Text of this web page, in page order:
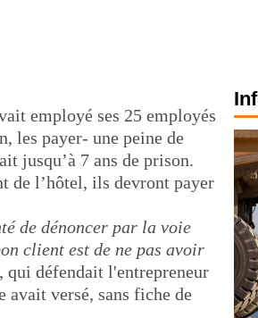
employé ses 25 employés
les payer- une peine de
jusqu’à 7 ans de prison.
de l’hôtel, ils devront payer
de dénoncer par la voie
client est de ne pas avoir
qui défendait l'entrepreneur
avait versé, sans fiche de